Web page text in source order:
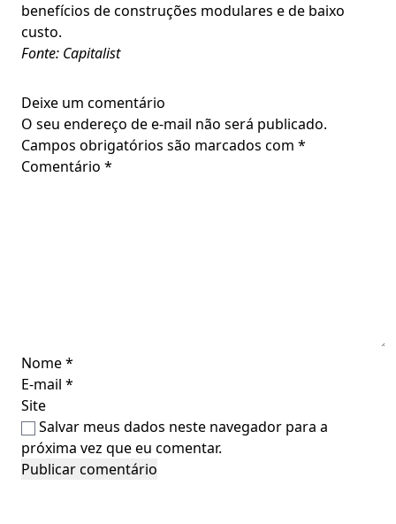
benefícios de construções modulares e de baixo
custo.
Fonte: Capitalist
Deixe um comentário
O seu endereço de e-mail não será publicado.
Campos obrigatórios são marcados com *
Comentário *
Nome*
E-mail *
Site
Salvar meus dados neste navegador para a
próxima vez que eu comentar.